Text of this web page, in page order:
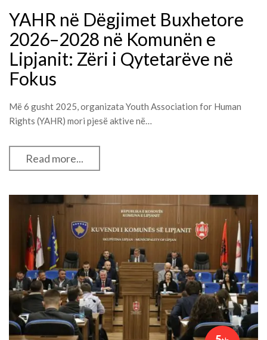
YAHR në Dëgjimet Buxhetore
2026–2028 në Komunën e
Lipjanit: Zëri i Qytetarëve në
Fokus
Më 6 gusht 2025, organizata Youth Association for Human
Rights (YAHR) mori pjesë aktive në…
Read more...